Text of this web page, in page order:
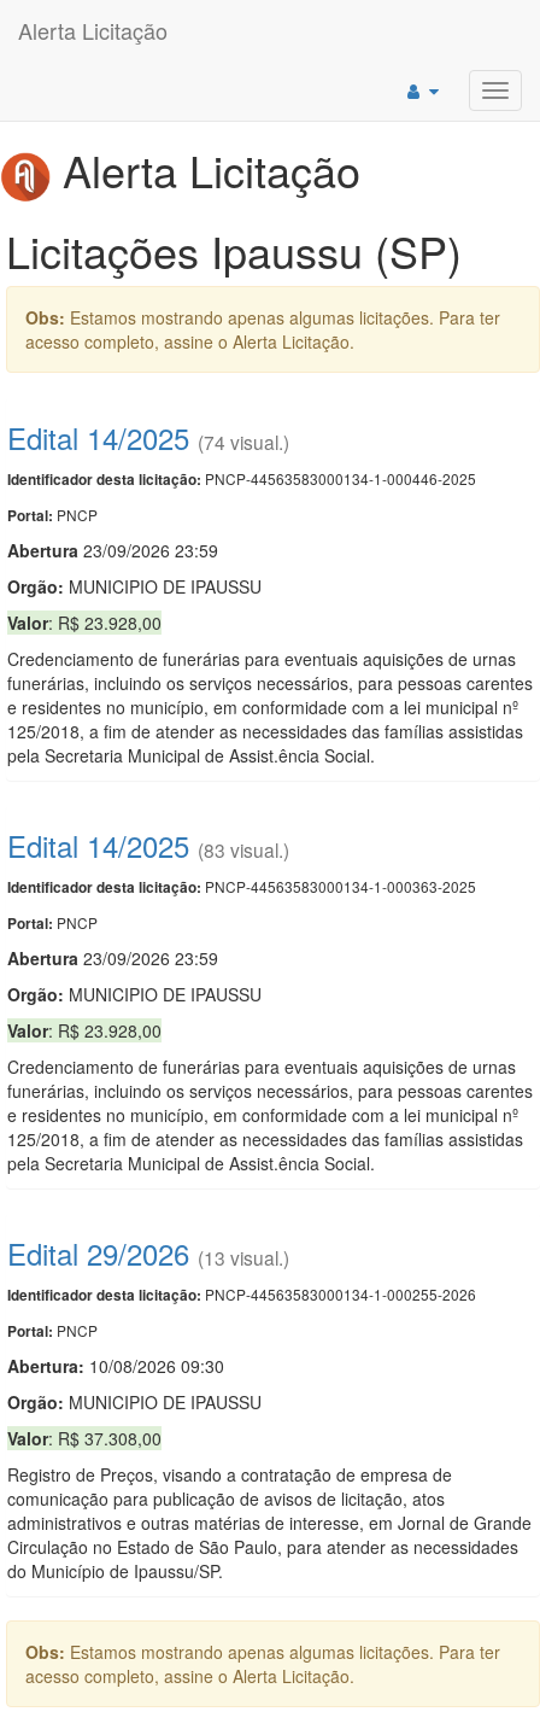
Alerta Licitação
Alerta Licitação
Licitações Ipaussu (SP)
Obs: Estamos mostrando apenas algumas licitações. Para ter
acesso completo, assine o Alerta Licitação.
Edital 14/2025 (74 visual.)
Identificador desta licitação: PNCP-44563583000134-1-000446-2025
Portal: PNCP
Abertura 23/09/2026 23:59
Orgão: MUNICIPIO DE IPAUSSU
Valor: R$ 23.928,00
Credenciamento de funerárias para eventuais aquisições de urnas
funerárias, incluindo os serviços necessários, para pessoas carentes
e residentes no município, em conformidade com a lei municipal nº
125/2018, a fim de atender as necessidades das famílias assistidas
pela Secretaria Municipal de Assist.ência Social.
Edital 14/2025 (83 visual.)
Identificador desta licitação: PNCP-44563583000134-1-000363-2025
Portal: PNCP
Abertura 23/09/2026 23:59
Orgão: MUNICIPIO DE IPAUSSU
Valor: R$ 23.928,00
Credenciamento de funerárias para eventuais aquisições de urnas
funerárias, incluindo os serviços necessários, para pessoas carentes
e residentes no município, em conformidade com a lei municipal nº
125/2018, a fim de atender as necessidades das famílias assistidas
pela Secretaria Municipal de Assist.ência Social.
Edital 29/2026 (13 visual.)
Identificador desta licitação: PNCP-44563583000134-1-000255-2026
Portal: PNCP
Abertura: 10/08/2026 09:30
Orgão: MUNICIPIO DE IPAUSSU
Valor: R$ 37.308,00
Registro de Preços, visando a contratação de empresa de
comunicação para publicação de avisos de licitação, atos
administrativos e outras matérias de interesse, em Jornal de Grande
Circulação no Estado de São Paulo, para atender as necessidades
do Município de Ipaussu/SP.
Obs: Estamos mostrando apenas algumas licitações. Para ter
acesso completo, assine o Alerta Licitação.